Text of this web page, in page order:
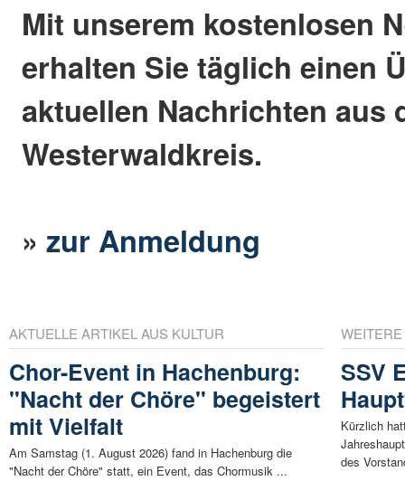
Mit unserem kostenlosen
erhalten Sie täglich einen
aktuellen Nachrichten aus
Westerwaldkreis.
»zur Anmeldung
AKTUELLE ARTIKEL AUS KULTUR
Chor-Event in Hachenburg:
"Nacht der Chöre" begeistert
mit Vielfalt
Am Samstag (1. August 2026) fand in Hachenburg die
"Nacht der Chöre" statt, ein Event, das Chormusik ...
SSV
Kürzlich
des